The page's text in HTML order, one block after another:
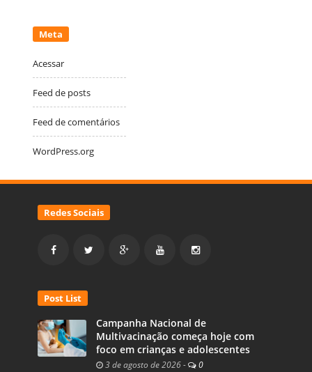
Meta
Acessar
Feed de posts
Feed de comentários
WordPress.org
Redes Sociais
Post List
Campanha Nacional de
Multivacinação começa hoje com
foco em crianças e adolescentes
3 de agosto de 2026 - 0